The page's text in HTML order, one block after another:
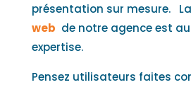
présentation sur mesure. La
web de notre agence est
expertise.
Pensez utilisateurs faites